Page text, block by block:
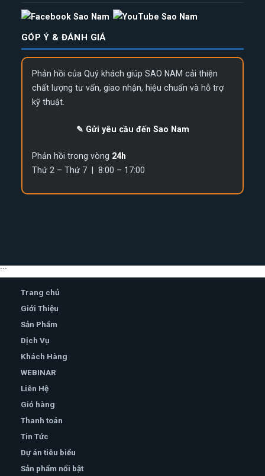
GÓP Ý & ĐÁNH GIÁ
Phản hồi của Quý khách giúp SAO NAM cải thiện
chất lượng tư vấn, giao nhận, hiệu chuẩn và hỗ trợ
kỹ thuật.
✎ Gửi yêu cầu đến Sao Nam
Phản hồi trong vòng 24h
Thứ 2 – Thứ 7 | 8:00 – 17:00
```
Trang chủ
Giới Thiệu
Sản Phẩm
Dịch Vụ
Khách Hàng
WEBINAR
Liên Hệ
Giỏ hàng
Thanh toán
Tin Tức
Dự án tiêu biểu
Sản phẩm nổi bật